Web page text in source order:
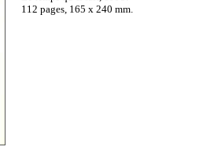
112 pages, 165 x 240 mm.